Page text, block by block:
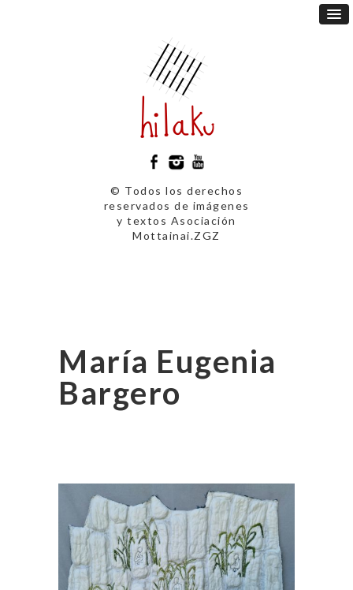
© Todos los derechos
reservados de imágenes
y textos Asociación
Mottainai.ZGZ
María Eugenia
Bargero